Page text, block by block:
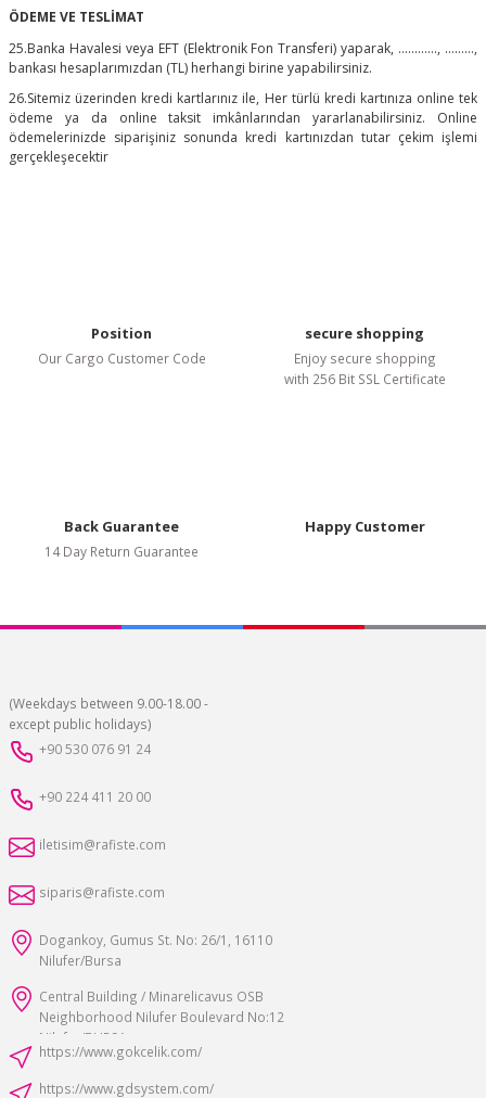
ÖDEME VE TESLİMAT
25.Banka Havalesi veya EFT (Elektronik Fon Transferi) yaparak, ............, .........,
bankası hesaplarımızdan (TL) herhangi birine yapabilirsiniz.
26.Sitemiz üzerinden kredi kartlarınız ile, Her türlü kredi kartınıza online tek
ödeme ya da online taksit imkânlarından yararlanabilirsiniz. Online
ödemelerinizde siparişiniz sonunda kredi kartınızdan tutar çekim işlemi
gerçekleşecektir
Position
Our Cargo Customer Code
secure shopping
Enjoy secure shopping
with 256 Bit SSL Certificate
Back Guarantee
14 Day Return Guarantee
Happy Customer
(Weekdays between 9.00-18.00 -
except public holidays)
+90 530 076 91 24
+90 224 411 20 00
iletisim@rafiste.com
siparis@rafiste.com
Dogankoy, Gumus St. No: 26/1, 16110
Nilufer/Bursa
Central Building / Minarelicavus OSB
Neighborhood Nilufer Boulevard No:12
Nilufer/BURSA
https://www.gokcelik.com/
https://www.gdsystem.com/